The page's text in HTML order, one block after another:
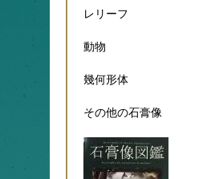
レリーフ
動物
幾何形体
その他の石膏像